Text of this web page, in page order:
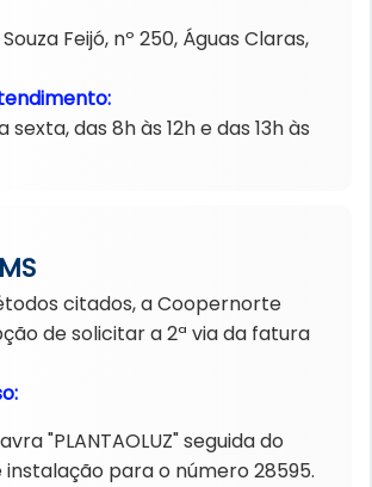
Feijó, nº 250, Águas Claras,
sexta, das 8h às 12h e das 13h às
citados, a Coopernorte
de solicitar a 2ª via da fatura
"PLANTAOLUZ" seguida do
instalação para o número 28595.